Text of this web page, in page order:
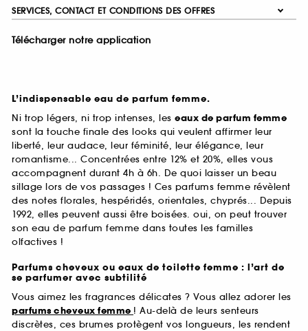
SERVICES, CONTACT ET CONDITIONS DES OFFRES
Télécharger notre application
L’indispensable eau de parfum femme.
Ni trop légers, ni trop intenses, les eaux de parfum femme
sont la touche finale des looks qui veulent affirmer leur
liberté, leur audace, leur féminité, leur élégance, leur
romantisme... Concentrées entre 12% et 20%, elles vous
accompagnent durant 4h à 6h. De quoi laisser un beau
sillage lors de vos passages ! Ces parfums femme révèlent
des notes florales, hespéridés, orientales, chyprés... Depuis
1992, elles peuvent aussi être boisées. oui, on peut trouver
son eau de parfum femme dans toutes les familles
olfactives !
Parfums cheveux ou eaux de toilette femme : l’art de
se parfumer avec subtilité
Vous aimez les fragrances délicates ? Vous allez adorer les
parfums cheveux femme ! Au-delà de leurs senteurs
discrètes, ces brumes protègent vos longueurs, les rendent